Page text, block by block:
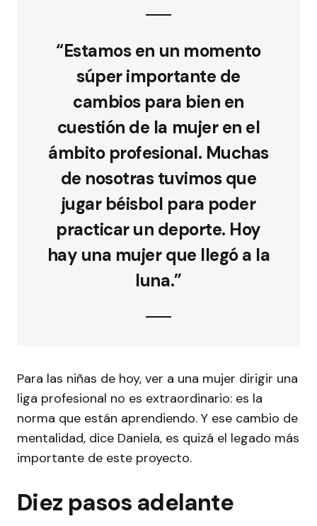
“Estamos en un momento
súper importante de
cambios para bien en
cuestión de la mujer en el
ámbito profesional. Muchas
de nosotras tuvimos que
jugar béisbol para poder
practicar un deporte. Hoy
hay una mujer que llegó a la
luna.”
Para las niñas de hoy, ver a una mujer dirigir una
liga profesional no es extraordinario: es la
norma que están aprendiendo. Y ese cambio de
mentalidad, dice Daniela, es quizá el legado más
importante de este proyecto.
Diez pasos adelante